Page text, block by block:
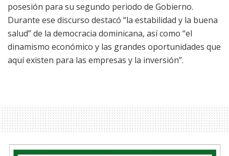
posesión para su segundo periodo de Gobierno.
Durante ese discurso destacó “la estabilidad y la buena
salud” de la democracia dominicana, así como “el
dinamismo económico y las grandes oportunidades que
aquí existen para las empresas y la inversión”.